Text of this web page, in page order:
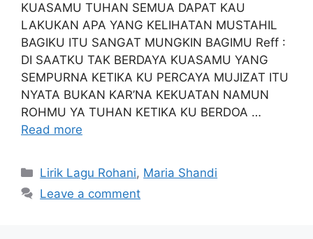
KUASAMU TUHAN SEMUA DAPAT KAU
LAKUKAN APA YANG KELIHATAN MUSTAHIL
BAGIKU ITU SANGAT MUNGKIN BAGIMU Reff :
DI SAATKU TAK BERDAYA KUASAMU YANG
SEMPURNA KETIKA KU PERCAYA MUJIZAT ITU
NYATA BUKAN KAR’NA KEKUATAN NAMUN
ROHMU YA TUHAN KETIKA KU BERDOA …
Read more
Categories
Lirik Lagu Rohani, Maria Shandi
Leave a comment